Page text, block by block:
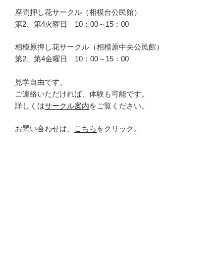
座間押し花サークル（相模台公民館）
第2、第4火曜日 10：00～15：00
相模原押し花サークル（相模原中央公民館）
第2、第4金曜日 10：00～15：00
見学自由です。
ご連絡いただければ、体験も可能です。
詳しくはサークル案内をご覧ください。
お問い合わせは、 こちら をクリック。